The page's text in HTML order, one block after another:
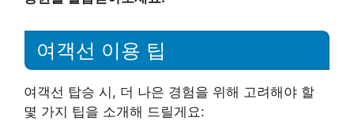
여객선 이용 팁
여객선 탑승 시, 더 나은 경험을 위해 고려해야 할
몇 가지 팁을 소개해 드릴게요: